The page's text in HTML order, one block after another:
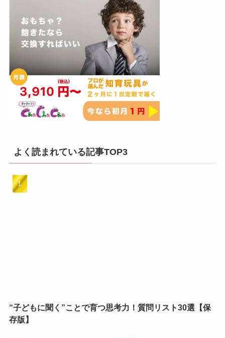
よく読まれている記事TOP3
“子どもに聞く”ことで育つ思考力！質問リスト30選【保
存版】